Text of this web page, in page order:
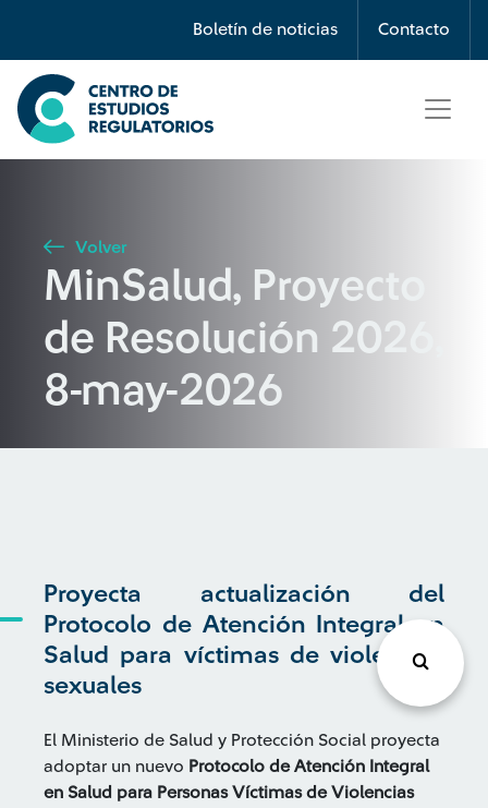
Boletín de noticias Contacto
Búsqueda
Seleccione país
Buscar
Volver
MinSalud, Proyecto
de Resolución 2026,
8-may-2026
Proyecta actualización del
Protocolo de Atención Integral en
Salud para víctimas de violencias
sexuales
El Ministerio de Salud y Protección Social proyecta
adoptar un nuevo Protocolo de Atención Integral
en Salud para Personas Víctimas de Violencias